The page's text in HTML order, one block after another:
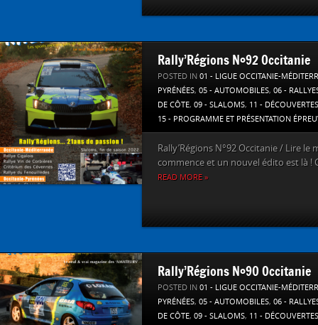
Rally’Régions N°92 Occitanie
POSTED IN 01 - LIGUE OCCITANIE-
PYRÉNÉES, 05 - AUTOMOBILES, 06 -
DE CÔTE, 09 - SLALOMS, 11 - DÉCOUVERTES
15 - PROGRAMME ET PRÉSENTATION
Rally’Régions N°92 Occitanie / Lire
commence et un nouvel édito est là !
READ MORE »
Rally’Régions N°90 Occitanie
POSTED IN 01 - LIGUE OCCITANIE-
PYRÉNÉES, 05 - AUTOMOBILES, 06 -
DE CÔTE, 09 - SLALOMS, 11 - DÉCOUVERTES